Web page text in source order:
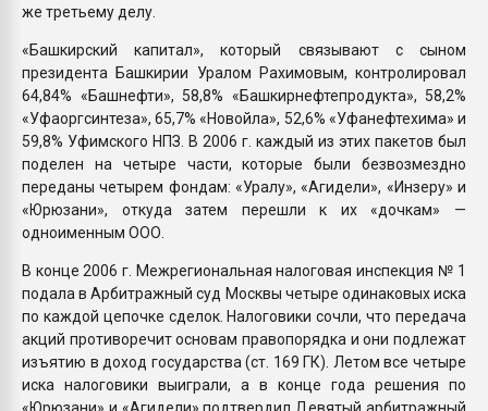
же третьему делу.
«Башкирский капитал», который связывают с сыном
президента Башкирии Уралом Рахимовым, контролировал
64,84% «Башнефти», 58,8% «Башкирнефтепродукта», 58,2%
«Уфаоргсинтеза», 65,7% «Новойла», 52,6% «Уфанефтехима» и
59,8% Уфимского НПЗ. В 2006 г. каждый из этих пакетов был
поделен на четыре части, которые были безвозмездно
переданы четырем фондам: «Уралу», «Агидели», «Инзеру» и
«Юрюзани», откуда затем перешли к их «дочкам» —
одноименным ООО.
В конце 2006 г. Межрегиональная налоговая инспекция № 1
подала в Арбитражный суд Москвы четыре одинаковых иска
по каждой цепочке сделок. Налоговики сочли, что передача
акций противоречит основам правопорядка и они подлежат
изъятию в доход государства (ст. 169 ГК). Летом все четыре
иска налоговики выиграли, а в конце года решения по
«Юрюзани» и «Агидели» подтвердил Девятый арбитражный